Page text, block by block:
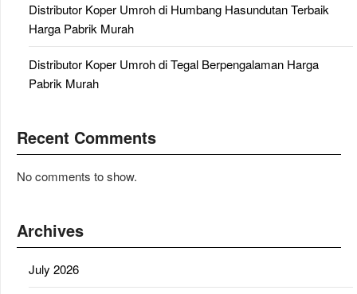
Distributor Koper Umroh di Humbang Hasundutan Terbaik
Harga Pabrik Murah
Distributor Koper Umroh di Tegal Berpengalaman Harga
Pabrik Murah
Recent Comments
No comments to show.
Archives
July 2026